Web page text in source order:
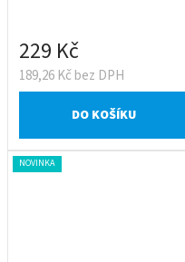
189,26 Kč bez DPH
229 Kč
DO KOŠÍKU
NOVINKA